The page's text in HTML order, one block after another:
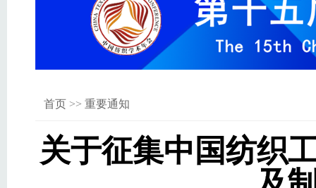
首页 >> 重要通知
关于征集中国纺织